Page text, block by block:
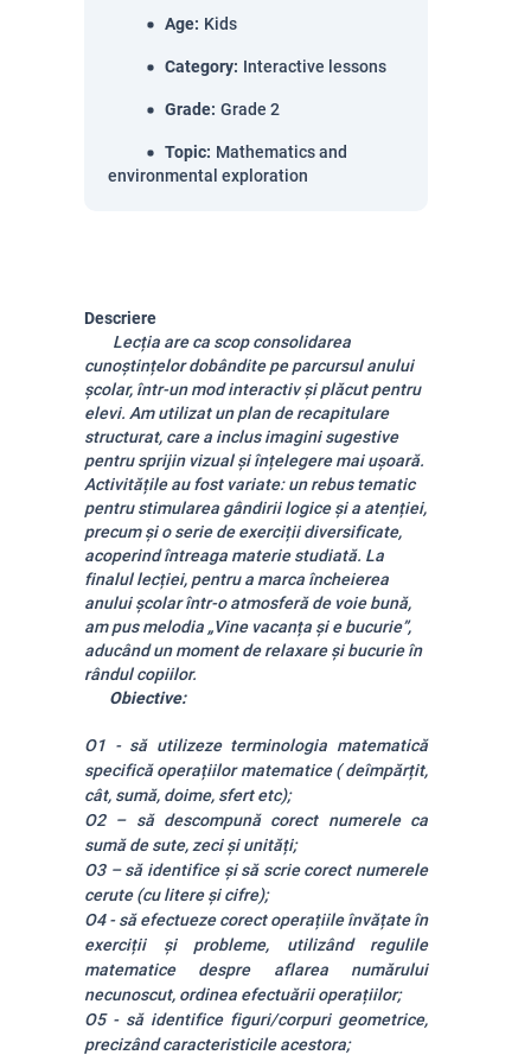
Age: Kids
Category: Interactive lessons
Grade: Grade 2
Topic: Mathematics and
environmental exploration
Descriere
Lecția are ca scop consolidarea
cunoștințelor dobândite pe parcursul anului
școlar, într-un mod interactiv și plăcut pentru
elevi. Am utilizat un plan de recapitulare
structurat, care a inclus imagini sugestive
pentru sprijin vizual și înțelegere mai ușoară.
Activitățile au fost variate: un rebus tematic
pentru stimularea gândirii logice și a atenției,
precum și o serie de exerciții diversificate,
acoperind întreaga materie studiată. La
finalul lecției, pentru a marca încheierea
anului școlar într-o atmosferă de voie bună,
am pus melodia „Vine vacanța și e bucurie”,
aducând un moment de relaxare și bucurie în
rândul copiilor.
Obiective:
O1 - să utilizeze terminologia matematică
specifică operațiilor matematice ( deîmpărțit,
cât, sumă, doime, sfert etc);
O2 – să descompună corect numerele ca
sumă de sute, zeci și unități;
O3 – să identifice și să scrie corect numerele
cerute (cu litere și cifre);
O4 -să efectueze corect operațiile învățate în
exerciții și probleme, utilizând regulile
matematice despre aflarea numărului
necunoscut, ordinea efectuării operațiilor;
O5 - să identifice figuri/corpuri geometrice,
precizând caracteristicile acestora;